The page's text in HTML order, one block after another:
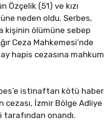
Özçelik (51) ve kızı
neden oldu. Serbes,
kişinin ölümüne sebep
Ceza Mahkemesi’nde
ay hapis cezasına mahkum
istinaftan kötü haber
cezası, İzmir Bölge Adliye
tarafından onandı.